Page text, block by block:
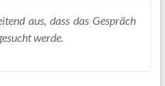
aus, dass das Gespräch
werde.